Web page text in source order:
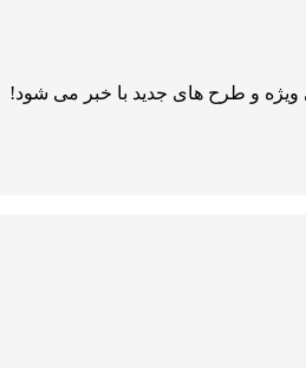
و طرح های جدید با خبر می شود!